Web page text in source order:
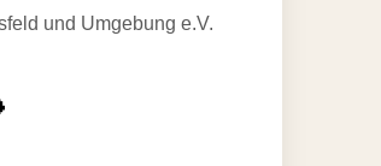
und Umgebung e.V.